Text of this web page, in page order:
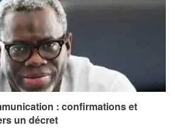
: confirmations et
un décret